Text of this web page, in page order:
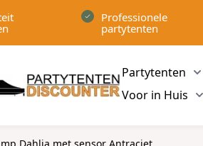
Professionele
partytenten
Partytenten
Voor in Huis